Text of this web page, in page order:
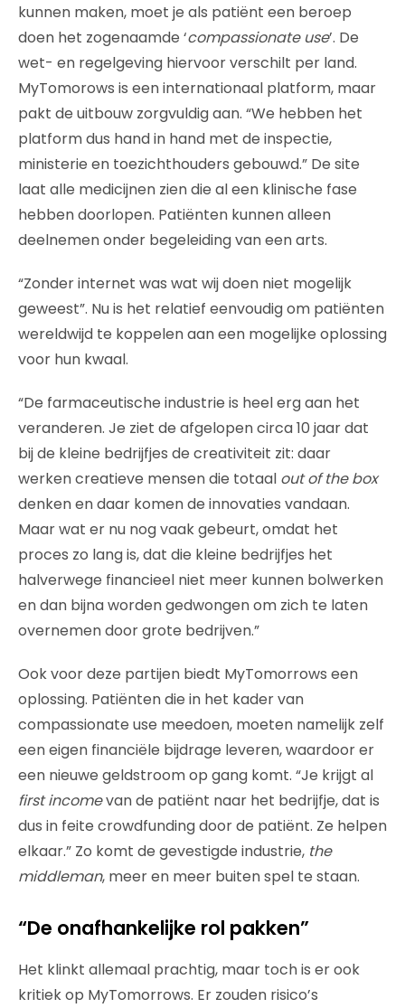
kunnen maken, moet je als patiënt een beroep
doen het zogenaamde ‘compassionate use’. De
wet- en regelgeving hiervoor verschilt per land.
MyTomorows is een internationaal platform, maar
pakt de uitbouw zorgvuldig aan. “We hebben het
platform dus hand in hand met de inspectie,
ministerie en toezichthouders gebouwd.” De site
laat alle medicijnen zien die al een klinische fase
hebben doorlopen. Patiënten kunnen alleen
deelnemen onder begeleiding van een arts.
“Zonder internet was wat wij doen niet mogelijk
geweest”. Nu is het relatief eenvoudig om patiënten
wereldwijd te koppelen aan een mogelijke oplossing
voor hun kwaal.
“De farmaceutische industrie is heel erg aan het
veranderen. Je ziet de afgelopen circa 10 jaar dat
bij de kleine bedrijfjes de creativiteit zit: daar
werken creatieve mensen die totaal out of the box
denken en daar komen de innovaties vandaan.
Maar wat er nu nog vaak gebeurt, omdat het
proces zo lang is, dat die kleine bedrijfjes het
halverwege financieel niet meer kunnen bolwerken
en dan bijna worden gedwongen om zich te laten
overnemen door grote bedrijven.”
Ook voor deze partijen biedt MyTomorrows een
oplossing. Patiënten die in het kader van
compassionate use meedoen, moeten namelijk zelf
een eigen financiële bijdrage leveren, waardoor er
een nieuwe geldstroom op gang komt. “Je krijgt al
first incomevan de patiënt naar het bedrijfje, dat is
dus in feite crowdfunding door de patiënt. Ze helpen
elkaar.” Zo komt de gevestigde industrie, the
middleman, meer en meer buiten spel te staan.
“De onafhankelijke rol pakken”
Het klinkt allemaal prachtig, maar toch is er ook
kritiek op MyTomorrows. Er zouden risico’s